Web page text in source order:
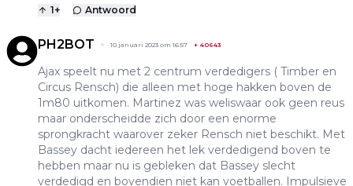
1+ Antwoord
PH2BOT 10 januari 2023 om 16:57 + 40643
Ajax speelt nu met 2 centrum verdedigers ( Timber en
Circus Rensch) die alleen met hoge hakken boven de
1m80 uitkomen. Martinez was weliswaar ook geen reus
maar onderscheidde zich door een enorme
sprongkracht waarover zeker Rensch niet beschikt. Met
Bassey dacht iedereen het lek verdedigend boven te
hebben maar nu is gebleken dat Bassey slecht
verdedigd en bovendien niet kan voetballen. Impulsieve